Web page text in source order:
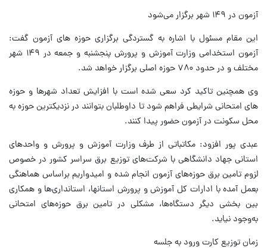
آزمون در ۱۴۹ شهر برگزار می‌شود
این مقام مسئول با اشاره به گستردگی برگزاری حوزه های آزمون گفت:
آزمون استخدامی وزارت آموزش و پرورش پنجشنبه و جمعه در ۱۴۹ شهر
مختلف و در حدود ۷۸۰ حوزه اصلی برگزار خواهد شد.
وی همچنین تاکید کرد سعی شده است با افزایش تعداد شهرها و حوزه
های امتحانی شرایطی فراهم شود تا داوطلبان بتوانند در نزدیکترین حوزه به
محل سکونت در آزمون حضور پیدا کنند.
عبدی پور افزود: مکاتباتی از طرف وزارت آموزش و پرورش و واحدهای
استانی جهاد دانشگاهی با شرکت‌های توزیع برق سراسر کشور در خصوص
لزوم تامین برق حوزه‌های آزمون انجام شده و امیدواریم براساس هماهنگی
بعمل آمده با ادارات کل آموزش و پرورش استانها، استانداری‌ها و همکاری
بین بخشی دیگر دستگاه‌ها، مشکلی در تامین برق حوزه‌های امتحانی
به‌وجود نیاید.
زمان توزیع کارت ورود به جلسه